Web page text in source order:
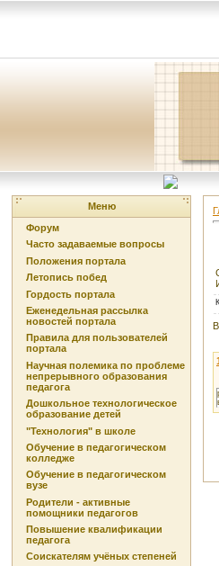
Меню
Форум
Часто задаваемые вопросы
Положения портала
Летопись побед
Гордость портала
Еженедельная рассылка
новостей портала
Правила для пользователей
портала
Научная полемика по проблеме
непрерывного образования
педагога
Дошкольное технологическое
образование детей
"Технология" в школе
Обучение в педагогическом
колледже
Обучение в педагогическом
вузе
Родители - активные
помощники педагогов
Повышение квалификации
педагога
Соискателям учёных степеней